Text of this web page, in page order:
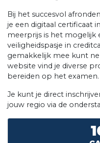
Bij het succesvol
je een digitaal certificaat
meerprijs is het mogelijk
veiligheidspasje in
gemakkelijk mee kunt
website vind je diverse
bereiden op het examen.
Je kunt je direct
jouw regio via de